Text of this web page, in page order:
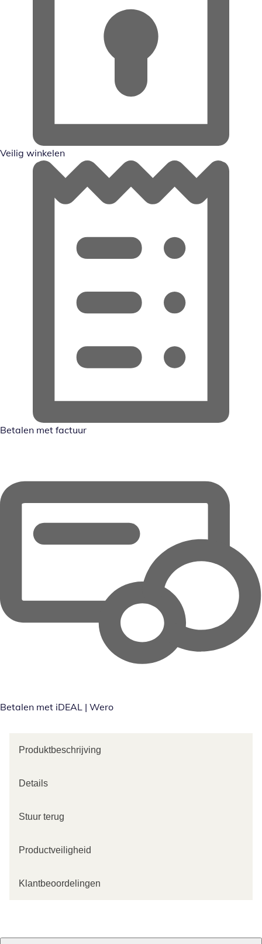
Veilig winkelen
Betalen met factuur
Betalen met iDEAL | Wero
Produktbeschrijving
Details
Stuur terug
Productveiligheid
Klantbeoordelingen